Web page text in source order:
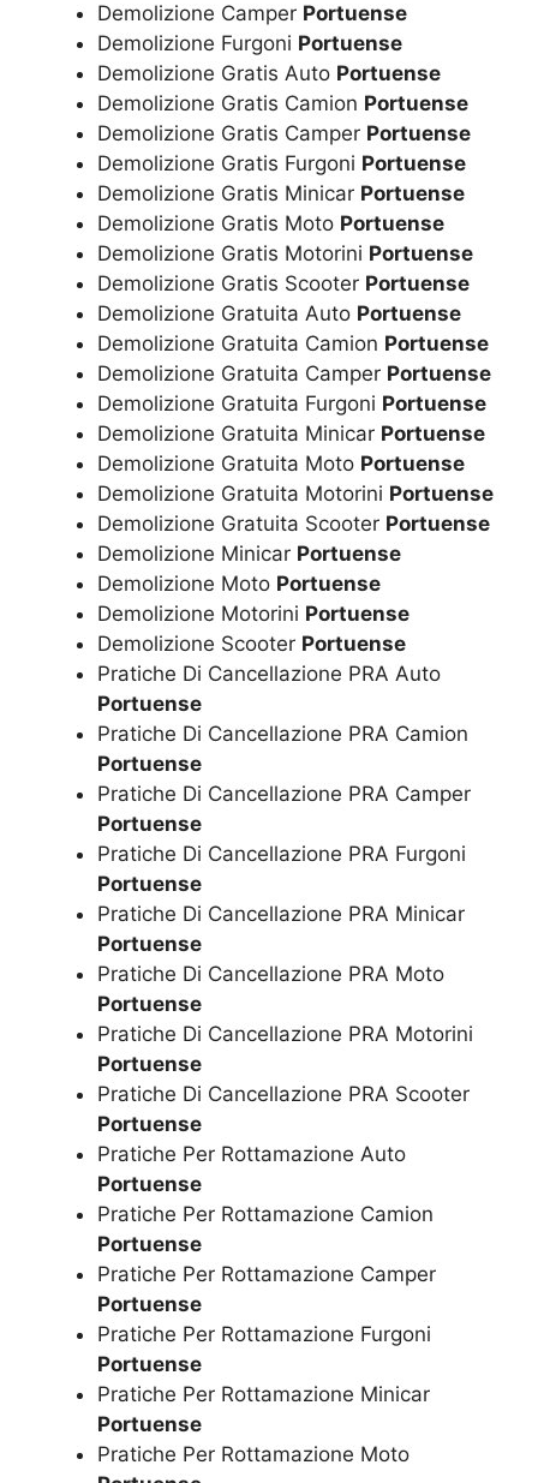
Demolizione Camper Portuense
Demolizione Furgoni Portuense
Demolizione Gratis Auto Portuense
Demolizione Gratis Camion Portuense
Demolizione Gratis Camper Portuense
Demolizione Gratis Furgoni Portuense
Demolizione Gratis Minicar Portuense
Demolizione Gratis Moto Portuense
Demolizione Gratis Motorini Portuense
Demolizione Gratis Scooter Portuense
Demolizione Gratuita Auto Portuense
Demolizione Gratuita Camion Portuense
Demolizione Gratuita Camper Portuense
Demolizione Gratuita Furgoni Portuense
Demolizione Gratuita Minicar Portuense
Demolizione Gratuita Moto Portuense
Demolizione Gratuita Motorini Portuense
Demolizione Gratuita Scooter Portuense
Demolizione Minicar Portuense
Demolizione Moto Portuense
Demolizione Motorini Portuense
Demolizione Scooter Portuense
Pratiche Di Cancellazione PRA Auto
Portuense
Pratiche Di Cancellazione PRA Camion
Portuense
Pratiche Di Cancellazione PRA Camper
Portuense
Pratiche Di Cancellazione PRA Furgoni
Portuense
Pratiche Di Cancellazione PRA Minicar
Portuense
Pratiche Di Cancellazione PRA Moto
Portuense
Pratiche Di Cancellazione PRA Motorini
Portuense
Pratiche Di Cancellazione PRA Scooter
Portuense
Pratiche Per Rottamazione Auto
Portuense
Pratiche Per Rottamazione Camion
Portuense
Pratiche Per Rottamazione Camper
Portuense
Pratiche Per Rottamazione Furgoni
Portuense
Pratiche Per Rottamazione Minicar
Portuense
Pratiche Per Rottamazione Moto